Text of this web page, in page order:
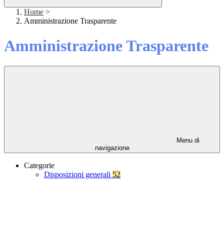
Home >
Amministrazione Trasparente
Amministrazione Trasparente
Menu di
navigazione
Categorie
Disposizioni generali 52